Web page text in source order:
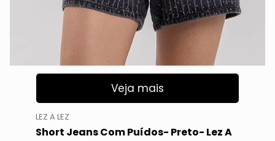
Veja mais
LEZ A LEZ
Short Jeans Com Puídos- Preto- Lez A